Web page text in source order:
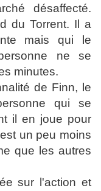
désaffecté.
du Torrent. Il a
mais qui le
ne se
minutes.
de Finn, le
qui se
il en joue pour
un peu moins
que les autres
sur l'action et